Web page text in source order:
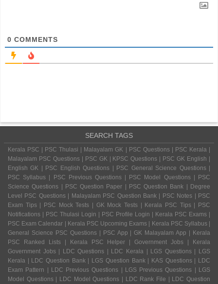
0 COMMENTS
SEARCH TAGS
Kerala PSC | PSC Thulasi | Malayalam GK | PSC Questions | PSC Kerala |
Malayalam PSC Questions | PSC GK | KPSC Questions | PSC GK English |
English GK | PSC English Questions | PSC General Science Questions |
PSC Syllabus | PSC Previous Questions | PSC Model Questions | PSC
Science Questions | PSC Question Paper | PSC Question Bank | Degree
Level PSC Questions | Malayalam PSC Question Bank | PSC Notes | PSC
Exam Tips | PSC Mock Tests | GK Mock Tests | Kerala PSC Tips | PSC
Notifications | PSC Thulasi Login | PSC Profile Login | Kerala PSC Exams |
PSC Exam Calendar | Kerala PSC Upcoming Exams | Kerala PSC Syllabus |
General Science PSC Questions | PSC App | GK Malayalam App | Kerala
PSC Ranked Lists | Kerala PSC Helper | Government Jobs | Kerala
Government Jobs | LDC Questions | LDC Kerala | LGS Questions | LGS
Kerala | LDC Question Bank | LGS Question Bank | KAS Questions | LDC
Exam Pattern | LDC Previous Questions | LGS Previous Questions | LGS
Model Questions | LDC Model Questions | LDC Rank File | LDC Question